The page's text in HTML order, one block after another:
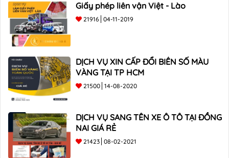
Giấy phép liên vận Việt - Lào
21916 04-11-2019
DỊCH VỤ XIN CẤP ĐỔI BIỂN SỐ MÀU
VÀNG TẠI TP HCM
21500 14-08-2020
DỊCH VỤ SANG TÊN XE Ô TÔ TẠI ĐỒNG
NAI GIÁ RẺ
21423 08-02-2021